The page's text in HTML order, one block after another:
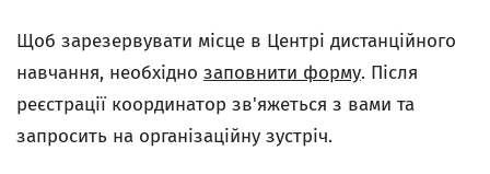
Щоб зарезервувати місце в Центрі дистанційного
навчання, необхідно заповнити форму. Після
реєстрації координатор зв'яжеться з вами та
запросить на організаційну зустріч.